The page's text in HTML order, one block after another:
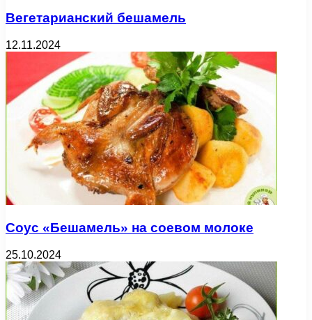
Вегетарианский бешамель
12.11.2024
Соус «Бешамель» на соевом молоке
25.10.2024